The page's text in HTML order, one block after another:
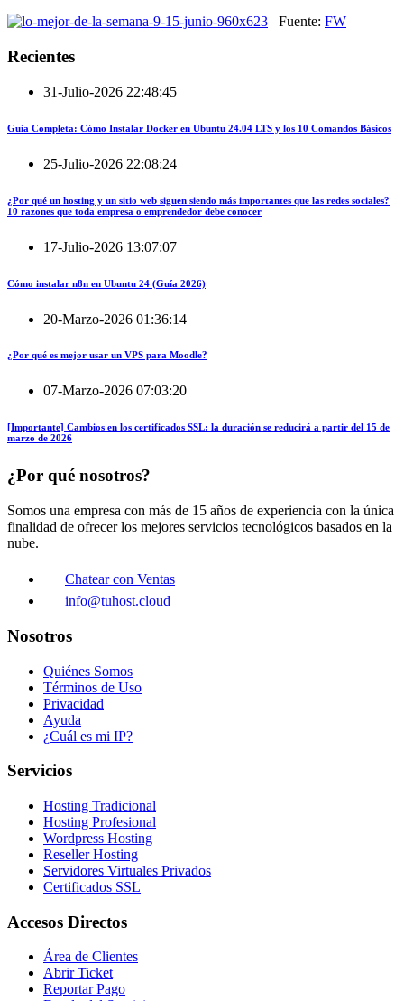
Fuente: FW
Recientes
31-Julio-2026 22:48:45
Guía Completa: Cómo Instalar Docker en Ubuntu 24.04 LTS y los 10 Comandos Básicos
25-Julio-2026 22:08:24
¿Por qué un hosting y un sitio web siguen siendo más importantes que las redes sociales?
10 razones que toda empresa o emprendedor debe conocer
17-Julio-2026 13:07:07
Cómo instalar n8n en Ubuntu 24 (Guía 2026)
20-Marzo-2026 01:36:14
¿Por qué es mejor usar un VPS para Moodle?
07-Marzo-2026 07:03:20
[Importante] Cambios en los certificados SSL: la duración se reducirá a partir del 15 de
marzo de 2026
¿Por qué nosotros?
Somos una empresa con más de 15 años de experiencia con la única
finalidad de ofrecer los mejores servicios tecnológicos basados en la
nube.
Chatear con Ventas
info@tuhost.cloud
Nosotros
Quiénes Somos
Términos de Uso
Privacidad
Ayuda
¿Cuál es mi IP?
Servicios
Hosting Tradicional
Hosting Profesional
Wordpress Hosting
Reseller Hosting
Servidores Virtuales Privados
Certificados SSL
Accesos Directos
Área de Clientes
Abrir Ticket
Reportar Pago